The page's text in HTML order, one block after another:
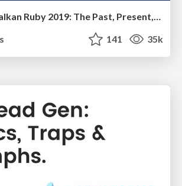
RailsConf & Balkan Ruby 2019: The Past, Present, and Future of Rails at GitHub
141 35k